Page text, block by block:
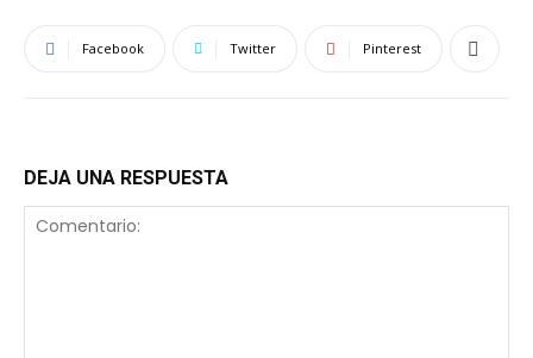
Facebook Twitter Pinterest
DEJA UNA RESPUESTA